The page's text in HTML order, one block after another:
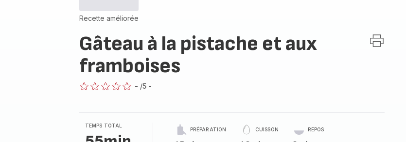
Recette améliorée
Gâteau à la pistache et aux
framboises
- /5 -
TEMPS TOTAL
PRÉPARATION CUISSON REPOS